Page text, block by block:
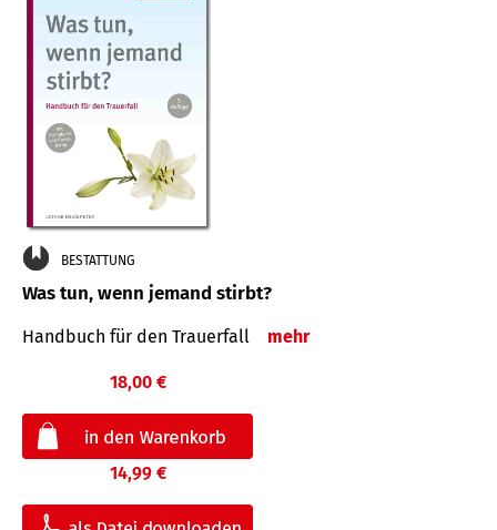
BESTATTUNG
Was tun, wenn jemand stirbt?
Handbuch für den Trauerfall mehr
18,00 €
14,99 €